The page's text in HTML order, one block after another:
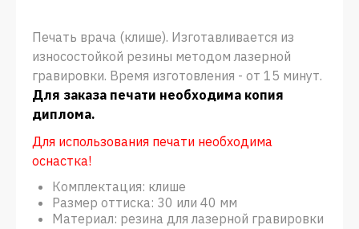
Печать врача (клише). Изготавливается из
износостойкой резины методом лазерной
гравировки. Время изготовления - от 15 минут.
Для заказа печати необходима копия
диплома.
Для использования печати необходима
оснастка!
Комплектация: клише
Размер оттиска: 30 или 40 мм
Материал: резина для лазерной гравировки